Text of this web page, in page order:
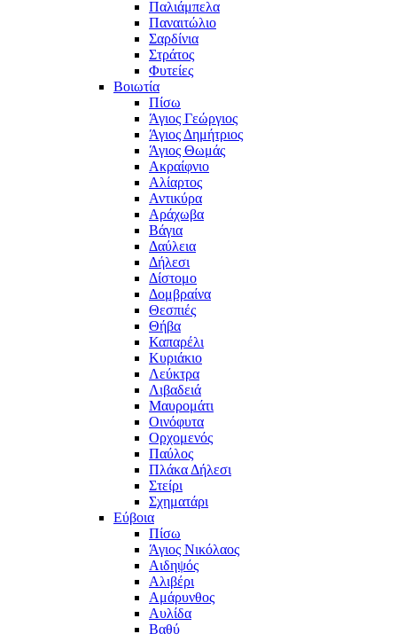
Παλιάμπελα
Παναιτώλιο
Σαρδίνια
Στράτος
Φυτείες
Βοιωτία
Πίσω
Άγιος Γεώργιος
Άγιος Δημήτριος
Άγιος Θωμάς
Ακραίφνιο
Αλίαρτος
Αντικύρα
Αράχωβα
Βάγια
Δαύλεια
Δήλεσι
Δίστομο
Δομβραίνα
Θεσπιές
Θήβα
Καπαρέλι
Κυριάκιο
Λεύκτρα
Λιβαδειά
Μαυρομάτι
Οινόφυτα
Ορχομενός
Παύλος
Πλάκα Δήλεσι
Στείρι
Σχηματάρι
Εύβοια
Πίσω
Άγιος Νικόλαος
Αιδηψός
Αλιβέρι
Αμάρυνθος
Αυλίδα
Βαθύ